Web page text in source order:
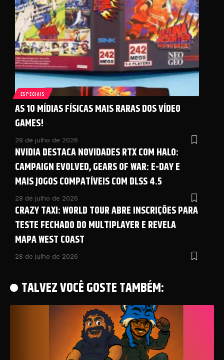
ESPECIAIS
AS 10 MÍDIAS FÍSICAS MAIS RARAS DOS VÍDEO
GAMES!
28 de julho de 2026
NVIDIA DESTACA NOVIDADES RTX COM HALO:
CAMPAIGN EVOLVED, GEARS OF WAR: E-DAY E
MAIS JOGOS COMPATÍVEIS COM DLSS 4.5
28 de julho de 2026
CRAZY TAXI: WORLD TOUR ABRE INSCRIÇÕES PARA
TESTE FECHADO DO MULTIPLAYER E REVELA
MAPA WEST COAST
28 de julho de 2026
TALVEZ VOCÊ GOSTE TAMBÉM: